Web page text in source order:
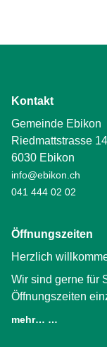
Kontakt
Gemeinde Ebikon
Riedmattstrasse 14
6030 Ebikon
info@ebikon.ch
041 444 02 02
Öffnungszeiten
Herzlich
Wir sind gerne für
Öffnungszeiten
mehr… …